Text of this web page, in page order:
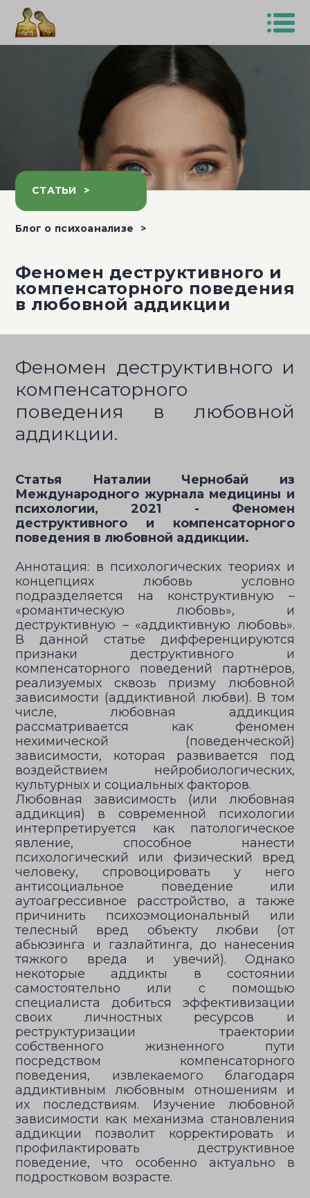
Блог о психоанализе
СТАТЬИ
Феномен деструктивного и
компенсаторного поведения
в любовной аддикции
Феномен деструктивного и
компенсаторного
поведения в любовной
аддикции.
Статья Наталии Чернобай из
Международного журнала медицины и
психологии, 2021 - Феномен
деструктивного и компенсаторного
поведения в любовной аддикции.
Аннотация: в психологических теориях и
концепциях любовь условно
подразделяется на конструктивную –
«романтическую любовь», и
деструктивную – «аддиктивную любовь».
В данной статье дифференцируются
признаки деструктивного и
компенсаторного поведений партнёров,
реализуемых сквозь призму любовной
зависимости (аддиктивной любви). В том
числе, любовная аддикция
рассматривается как феномен
нехимической (поведенческой)
зависимости, которая развивается под
воздействием нейробиологических,
культурных и социальных факторов.
Любовная зависимость (или любовная
аддикция) в современной психологии
интерпретируется как патологическое
явление, способное нанести
психологический или физический вред
человеку, спровоцировать у него
антисоциальное поведение или
аутоагрессивное расстройство, а также
причинить психоэмоциональный или
телесный вред объекту любви (от
абьюзинга и газлайтинга, до нанесения
тяжкого вреда и увечий). Однако
некоторые аддикты в состоянии
самостоятельно или с помощью
специалиста добиться эффективизации
своих личностных ресурсов и
реструктуризации траектории
собственного жизненного пути
посредством компенсаторного
поведения, извлекаемого благодаря
аддиктивным любовным отношениям и
их последствиям. Изучение любовной
зависимости как механизма становления
аддикции позволит корректировать и
профилактировать деструктивное
поведение, что особенно актуально в
подростковом возрасте.